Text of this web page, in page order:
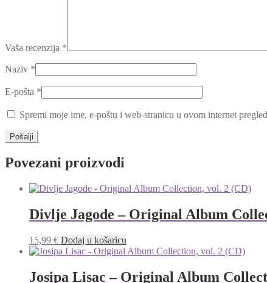
Vaša recenzija *
Naziv *
E-pošta *
Spremi moje ime, e-poštu i web-stranicu u ovom internet
Povezani proizvodi
Divlje Jagode – Original Album
15,99 € Dodaj u košaricu
Josipa Lisac – Original Album